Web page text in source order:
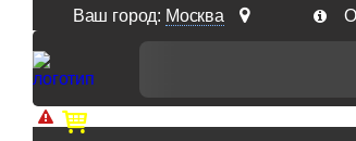
Ваш город: Москва
Доп. скидка от цен на сайте 7% при